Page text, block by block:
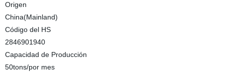
Origen
China(Mainland)
Código del HS
2846901940
Capacidad de Producción
50tons/por mes